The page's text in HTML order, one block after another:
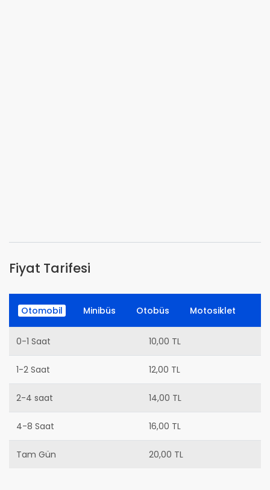
Fiyat Tarifesi
Otomobil Minibüs Otobüs Motosiklet
0-1 Saat 10,00 TL
1-2 Saat 12,00 TL
2-4 saat 14,00 TL
4-8 Saat 16,00 TL
Tam Gün 20,00 TL